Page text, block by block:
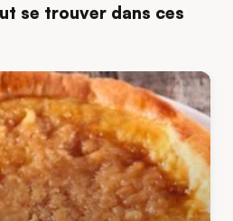
se trouver dans ces